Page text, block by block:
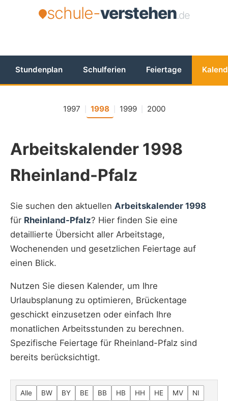
schule-verstehen.de
Stundenplan Schulferien Feiertage
1997 1998 1999 2000
Arbeitskalender 1998
Rheinland-Pfalz
Sie suchen den aktuellen Arbeitskalender 1998
für Rheinland-Pfalz? Hier finden Sie eine
detaillierte Übersicht aller Arbeitstage,
Wochenenden und gesetzlichen Feiertage auf
einen Blick.
Nutzen Sie diesen Kalender, um Ihre
Urlaubsplanung zu optimieren, Brückentage
geschickt einzusetzen oder einfach Ihre
monatlichen Arbeitsstunden zu berechnen.
Spezifische Feiertage für Rheinland-Pfalz sind
bereits berücksichtigt.
Alle BW BY BE BB HB HH HE MV
NI